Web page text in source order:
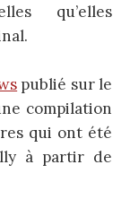
qu’elles
publié sur le
compilation
qui ont été
à partir de